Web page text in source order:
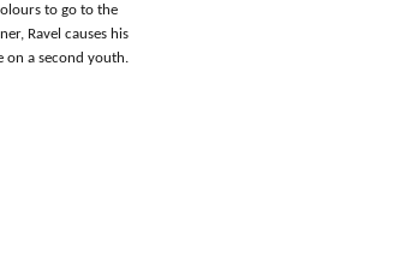
to go to the
Ravel causes his
a second youth.